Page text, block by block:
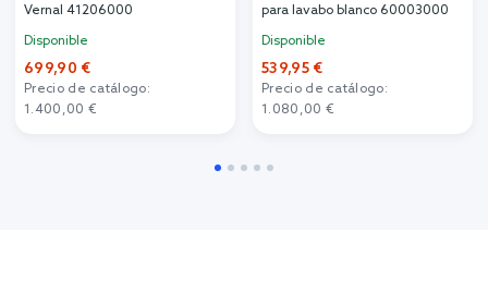
Vernal 41206000
Disponible
699,90 €
Precio de catálogo:
1.400,00 €
para lavabo blanco 60003000
Disponible
539,95 €
Precio de catálogo:
1.080,00 €